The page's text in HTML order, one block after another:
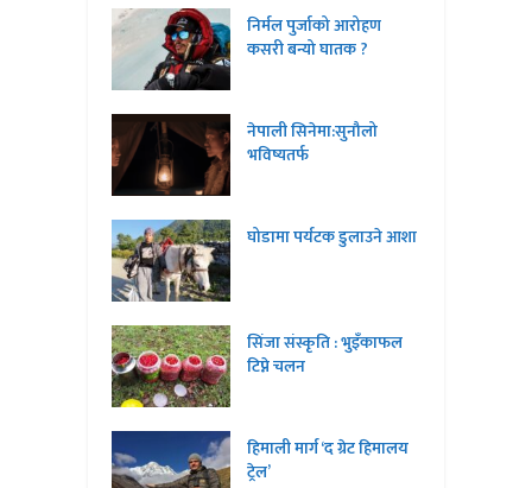
निर्मल पुर्जाको आरोहण
कसरी बन्यो घातक ?
नेपाली सिनेमा:सुनौलो
भविष्यतर्फ
घोडामा पर्यटक डुलाउने आशा
सिंजा संस्कृति : भुइँकाफल
टिप्ने चलन
हिमाली मार्ग ‘द ग्रेट हिमालय
ट्रेल’